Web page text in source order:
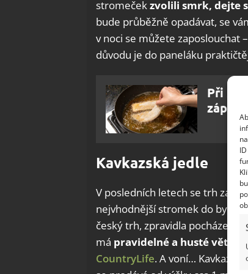
stromečekzvolili smrk, dejte
bude průběžně opadávat, se
v noci se můžete zaposlouchat
důvodu je do paneláku
Při
Kavkazská jedle
V posledních letech se trh
nejvhodnější stromek do bytu,
český trh, zpravidla pocházejí z
má pravidelné a husté
CountryLife. A voní…